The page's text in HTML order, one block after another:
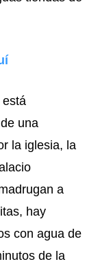
está
una
la iglesia, la
a
hay
con agua de
de la